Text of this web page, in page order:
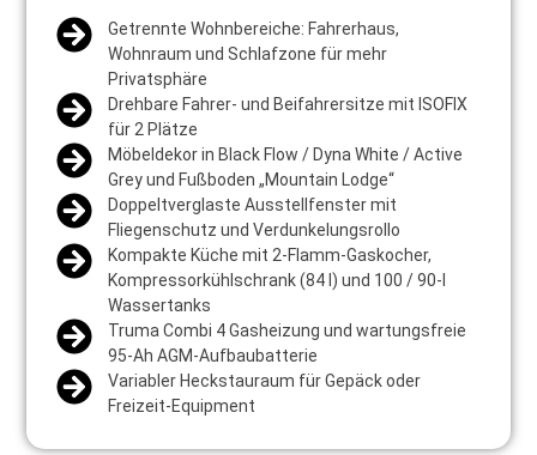
Getrennte Wohnbereiche: Fahrerhaus,
Wohnraum und Schlafzone für mehr
Privatsphäre
Drehbare Fahrer- und Beifahrersitze mit ISOFIX
für 2 Plätze
Möbeldekor in Black Flow / Dyna White / Active
Grey und Fußboden „Mountain Lodge“
Doppeltverglaste Ausstellfenster mit
Fliegenschutz und Verdunkelungsrollo
Kompakte Küche mit 2-Flamm-Gaskocher,
Kompressorkühlschrank (84 l) und 100 / 90-l
Wassertanks
Truma Combi 4 Gasheizung und wartungsfreie
95-Ah AGM-Aufbaubatterie
Variabler Heckstauraum für Gepäck oder
Freizeit-Equipment